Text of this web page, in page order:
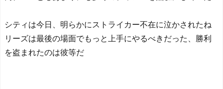
シティは今日、明らかにストライカー不在に泣かされたね
リーズは最後の場面でもっと上手にやるべきだった、勝利
を盗まれたのは彼等だ